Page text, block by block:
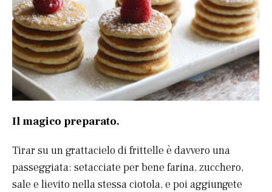
Il magico preparato.
Tirar su un grattacielo di frittelle è davvero una
passeggiata: setacciate per bene farina, zucchero,
sale e lievito nella stessa ciotola, e poi aggiungete